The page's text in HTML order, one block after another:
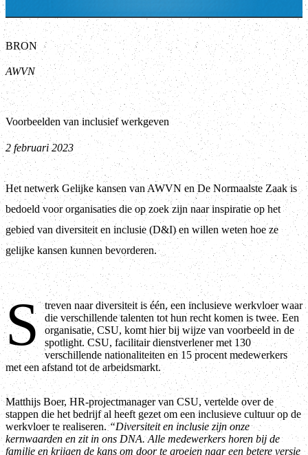
BRON
AWVN
Voorbeelden van inclusief werkgeven
2 februari 2023
Het netwerk Gelijke kansen van AWVN en De Normaalste Zaak is
bedoeld voor organisaties die op zoek zijn naar inspiratie op het
gebied van diversiteit en inclusie (D&I) en willen weten hoe ze
gelijke kansen kunnen bevorderen.
S treven naar diversiteit is één, een inclusieve werkvloer waar
die verschillende talenten tot hun recht komen is twee. Een
organisatie, CSU, komt hier bij wijze van voorbeeld in de
spotlight. CSU, facilitair dienstverlener met 130
verschillende nationaliteiten en 15 procent medewerkers
met een afstand tot de arbeidsmarkt.
Matthijs Boer, HR-projectmanager van CSU, vertelde over de
stappen die het bedrijf al heeft gezet om een inclusieve cultuur op de
werkvloer te realiseren.“Diversiteit en inclusie zijn onze
kernwaarden en zit in ons DNA. Alle medewerkers horen bij de
familie en krijgen de kans om door te groeien naar een betere versie